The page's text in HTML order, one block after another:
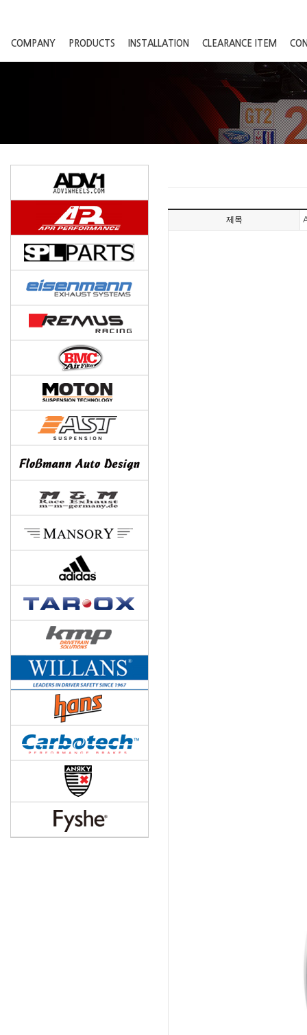
COMPANY PRODUCTS INSTALLATION CLEARANCE ITEM
제목